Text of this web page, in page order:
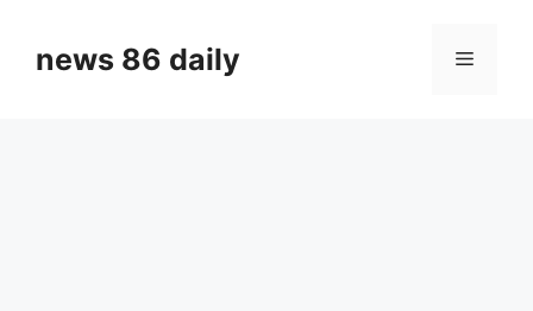
contentnews 86 daily Menu